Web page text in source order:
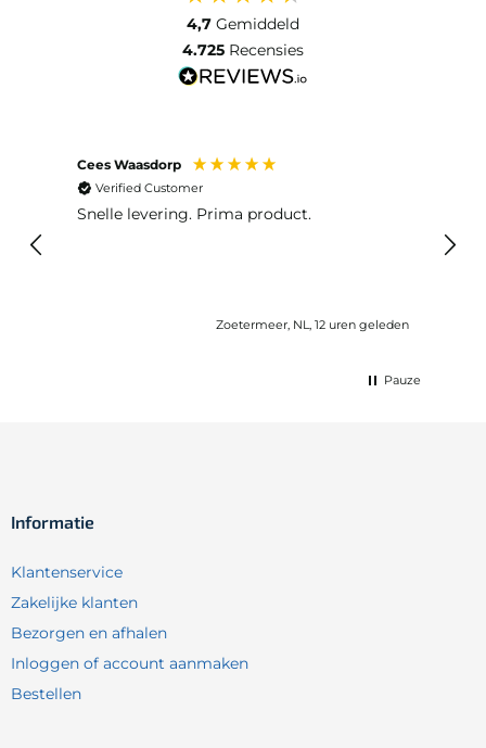
4,7 Gemiddeld
4.725 Recensies
Cees Waasdorp
Verified Customer
Snelle levering. Prima product.
Zoetermeer, NL, 12 uren geleden
lang
Pauze
Informatie
Klantenservice
Zakelijke klanten
Bezorgen en afhalen
Inloggen of account aanmaken
Bestellen